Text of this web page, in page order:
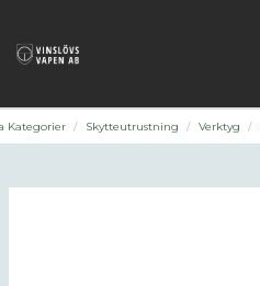
Kategorier Skytteutrustning Verktyg